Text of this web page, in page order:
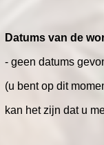
Datums van de
- geen datums
(u bent op dit
kan het zijn dat u